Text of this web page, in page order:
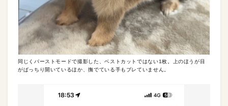
同じくバーストモードで撮影した、ベストカットではない1枚。上のほうが目
がぱっちり開いているほか、撫でている手もブレていません。